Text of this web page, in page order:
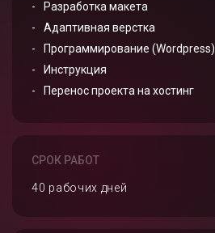
Разработка макета
Адаптивная верстка
Программирование (Wordpress)
Инструкция
Перенос проекта на хостинг
СРОК РАБОТ
40 рабочих дней